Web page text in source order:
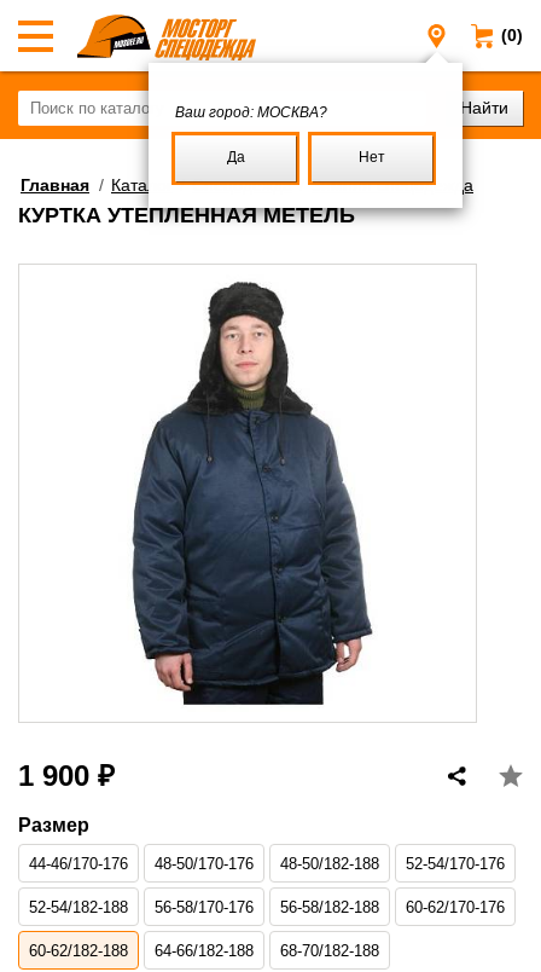
(0)
Москва
Ваш город: МОСКВА?
Да Нет
Главная / Каталог/Спецодежда/Зимняя спецодежда
КУРТКА УТЕПЛЁННАЯ МЕТЕЛЬ
1 900 ₽
Размер
44-46/170-176 48-50/170-176 48-50/182-188 52-54/170-176
52-54/182-188 56-58/170-176 56-58/182-188 60-62/170-176
60-62/182-188 64-66/182-188 68-70/182-188